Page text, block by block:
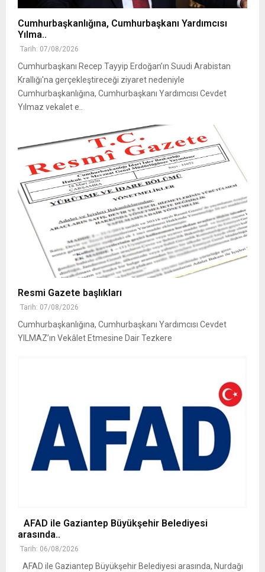
Cumhurbaşkanlığına, Cumhurbaşkanı Yardımcısı
Yılma..
Tarih: 07/08/2026
Cumhurbaşkanı Recep Tayyip Erdoğan’ın Suudi Arabistan
Krallığı'na gerçekleştireceği ziyaret nedeniyle
Cumhurbaşkanlığına, Cumhurbaşkanı Yardımcısı Cevdet
Yılmaz vekalet e..
Resmi Gazete başlıkları
Tarih: 07/08/2026
Cumhurbaşkanlığına, Cumhurbaşkanı Yardımcısı Cevdet
YILMAZ’ın Vekâlet Etmesine Dair Tezkere
AFAD ile Gaziantep Büyükşehir Belediyesi
arasında..
Tarih: 06/08/2026
AFAD ile Gaziantep Büyükşehir Belediyesi arasında, Nurdağı